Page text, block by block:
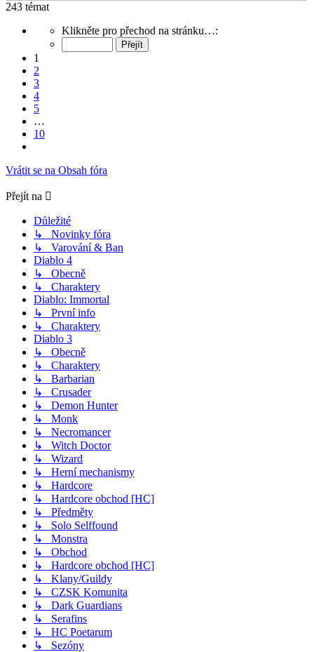
243 témat
Stránka
z
10
Klikněte pro přechod na stránku…:
1
2
3
4
5
…
10
Vrátit se na Obsah fóra
Přejít na
Důležité
↳ Novinky fóra
↳ Varování & Ban
Diablo 4
↳ Obecně
↳ Charaktery
Diablo: Immortal
↳ První info
↳ Charaktery
Diablo 3
↳ Obecně
↳ Charaktery
↳ Barbarian
↳ Crusader
↳ Demon Hunter
↳ Monk
↳ Necromancer
↳ Witch Doctor
↳ Wizard
↳ Herní mechanismy
↳ Hardcore
↳ Hardcore obchod [HC]
↳ Předměty
↳ Solo Selffound
↳ Monstra
↳ Obchod
↳ Hardcore obchod [HC]
↳ Klany/Guildy
↳ CZSK Komunita
↳ Dark Guardians
↳ Serafins
↳ HC Poetarum
↳ Sezóny